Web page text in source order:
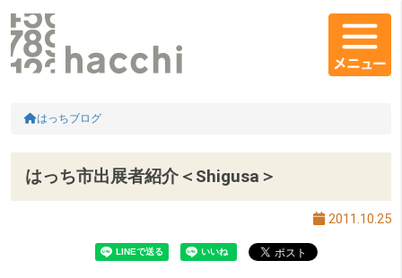
コンテンツエリア
メインコンテンツ
HOME
はっちブログ
はっち市出展者紹介＜Shigusa＞
2011.10.25